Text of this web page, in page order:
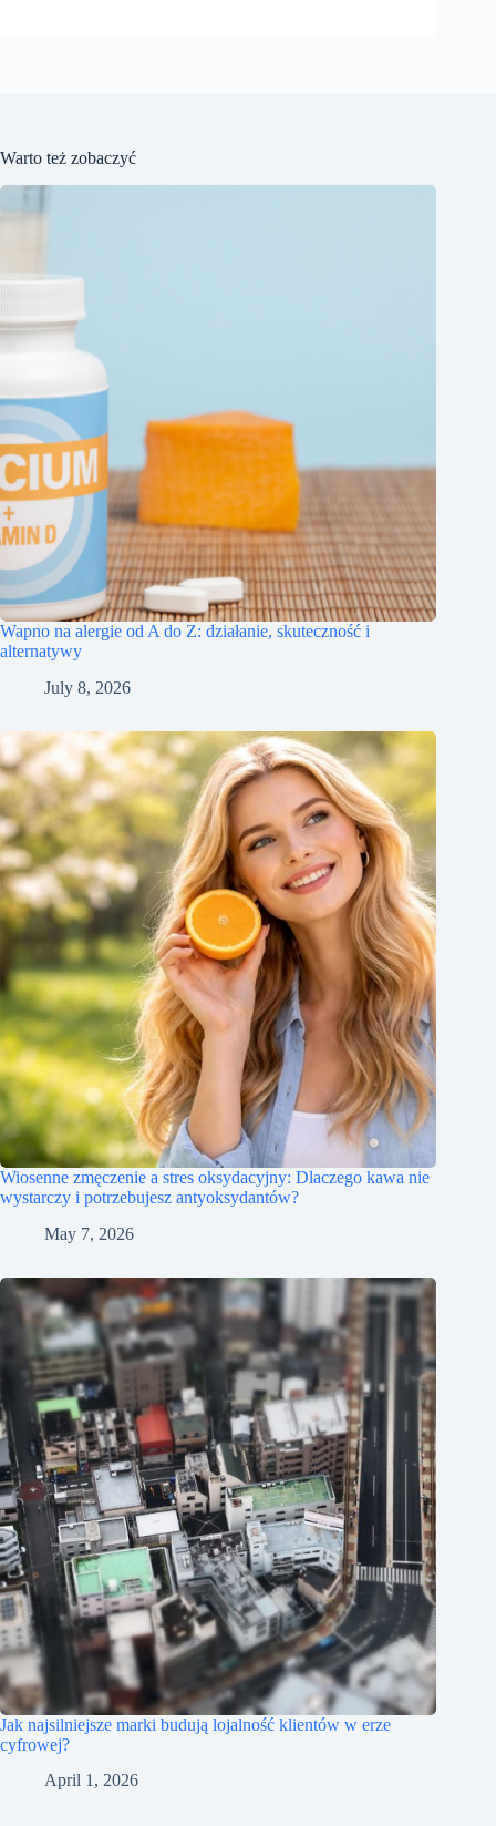
Warto też zobaczyć
Wapno na alergie od A do Z: działanie, skuteczność i
alternatywy
July 8, 2026
Wiosenne zmęczenie a stres oksydacyjny: Dlaczego kawa nie
wystarczy i potrzebujesz antyoksydantów?
May 7, 2026
Jak najsilniejsze marki budują lojalność klientów w erze
cyfrowej?
April 1, 2026